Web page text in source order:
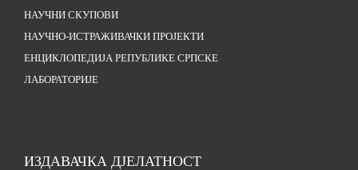
НАУЧНИ СКУПОВИ
НАУЧНО-ИСТРАЖИВАЧКИ ПРОЈЕКТИ
ЕНЦИКЛОПЕДИЈА РЕПУБЛИКЕ СРПСКЕ
ЛАБОРАТОРИЈЕ
ИЗДАВАЧКА ДЈЕЛАТНОСТ